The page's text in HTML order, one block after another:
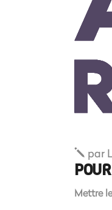
par
Mettre